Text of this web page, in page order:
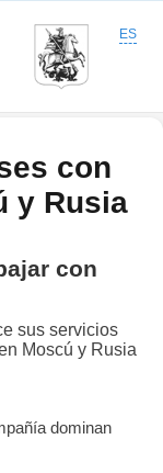
ES
con
y Rusia
con
sus servicios
Moscú y Rusia
dominan